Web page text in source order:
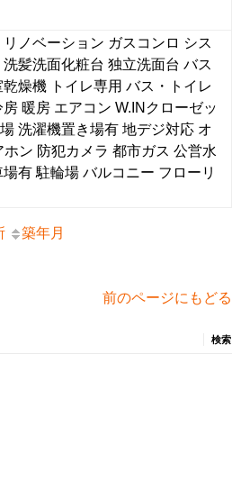
リノベーション ガスコンロ シス
洗髪洗面化粧台 独立洗面台 バス
乾燥機 トイレ専用 バス・トイレ
房 暖房 エアコン W.INクローゼッ
洗濯機置き場有 地デジ対応 オ
ホン 防犯カメラ 都市ガス 公営水
場有 駐輪場 バルコニー フローリ
築年月
前のページにもどる